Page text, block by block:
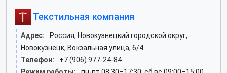
Текстильная компания
Адрес:
Россия, Новокузнецкий городской округ,
Новокузнецк, Вокзальная улица, 6/4
Телефон:
+7 (906) 977-24-84